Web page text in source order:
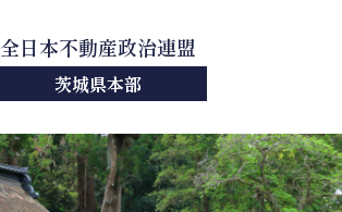
全日本不動産政治連盟
茨城県本部